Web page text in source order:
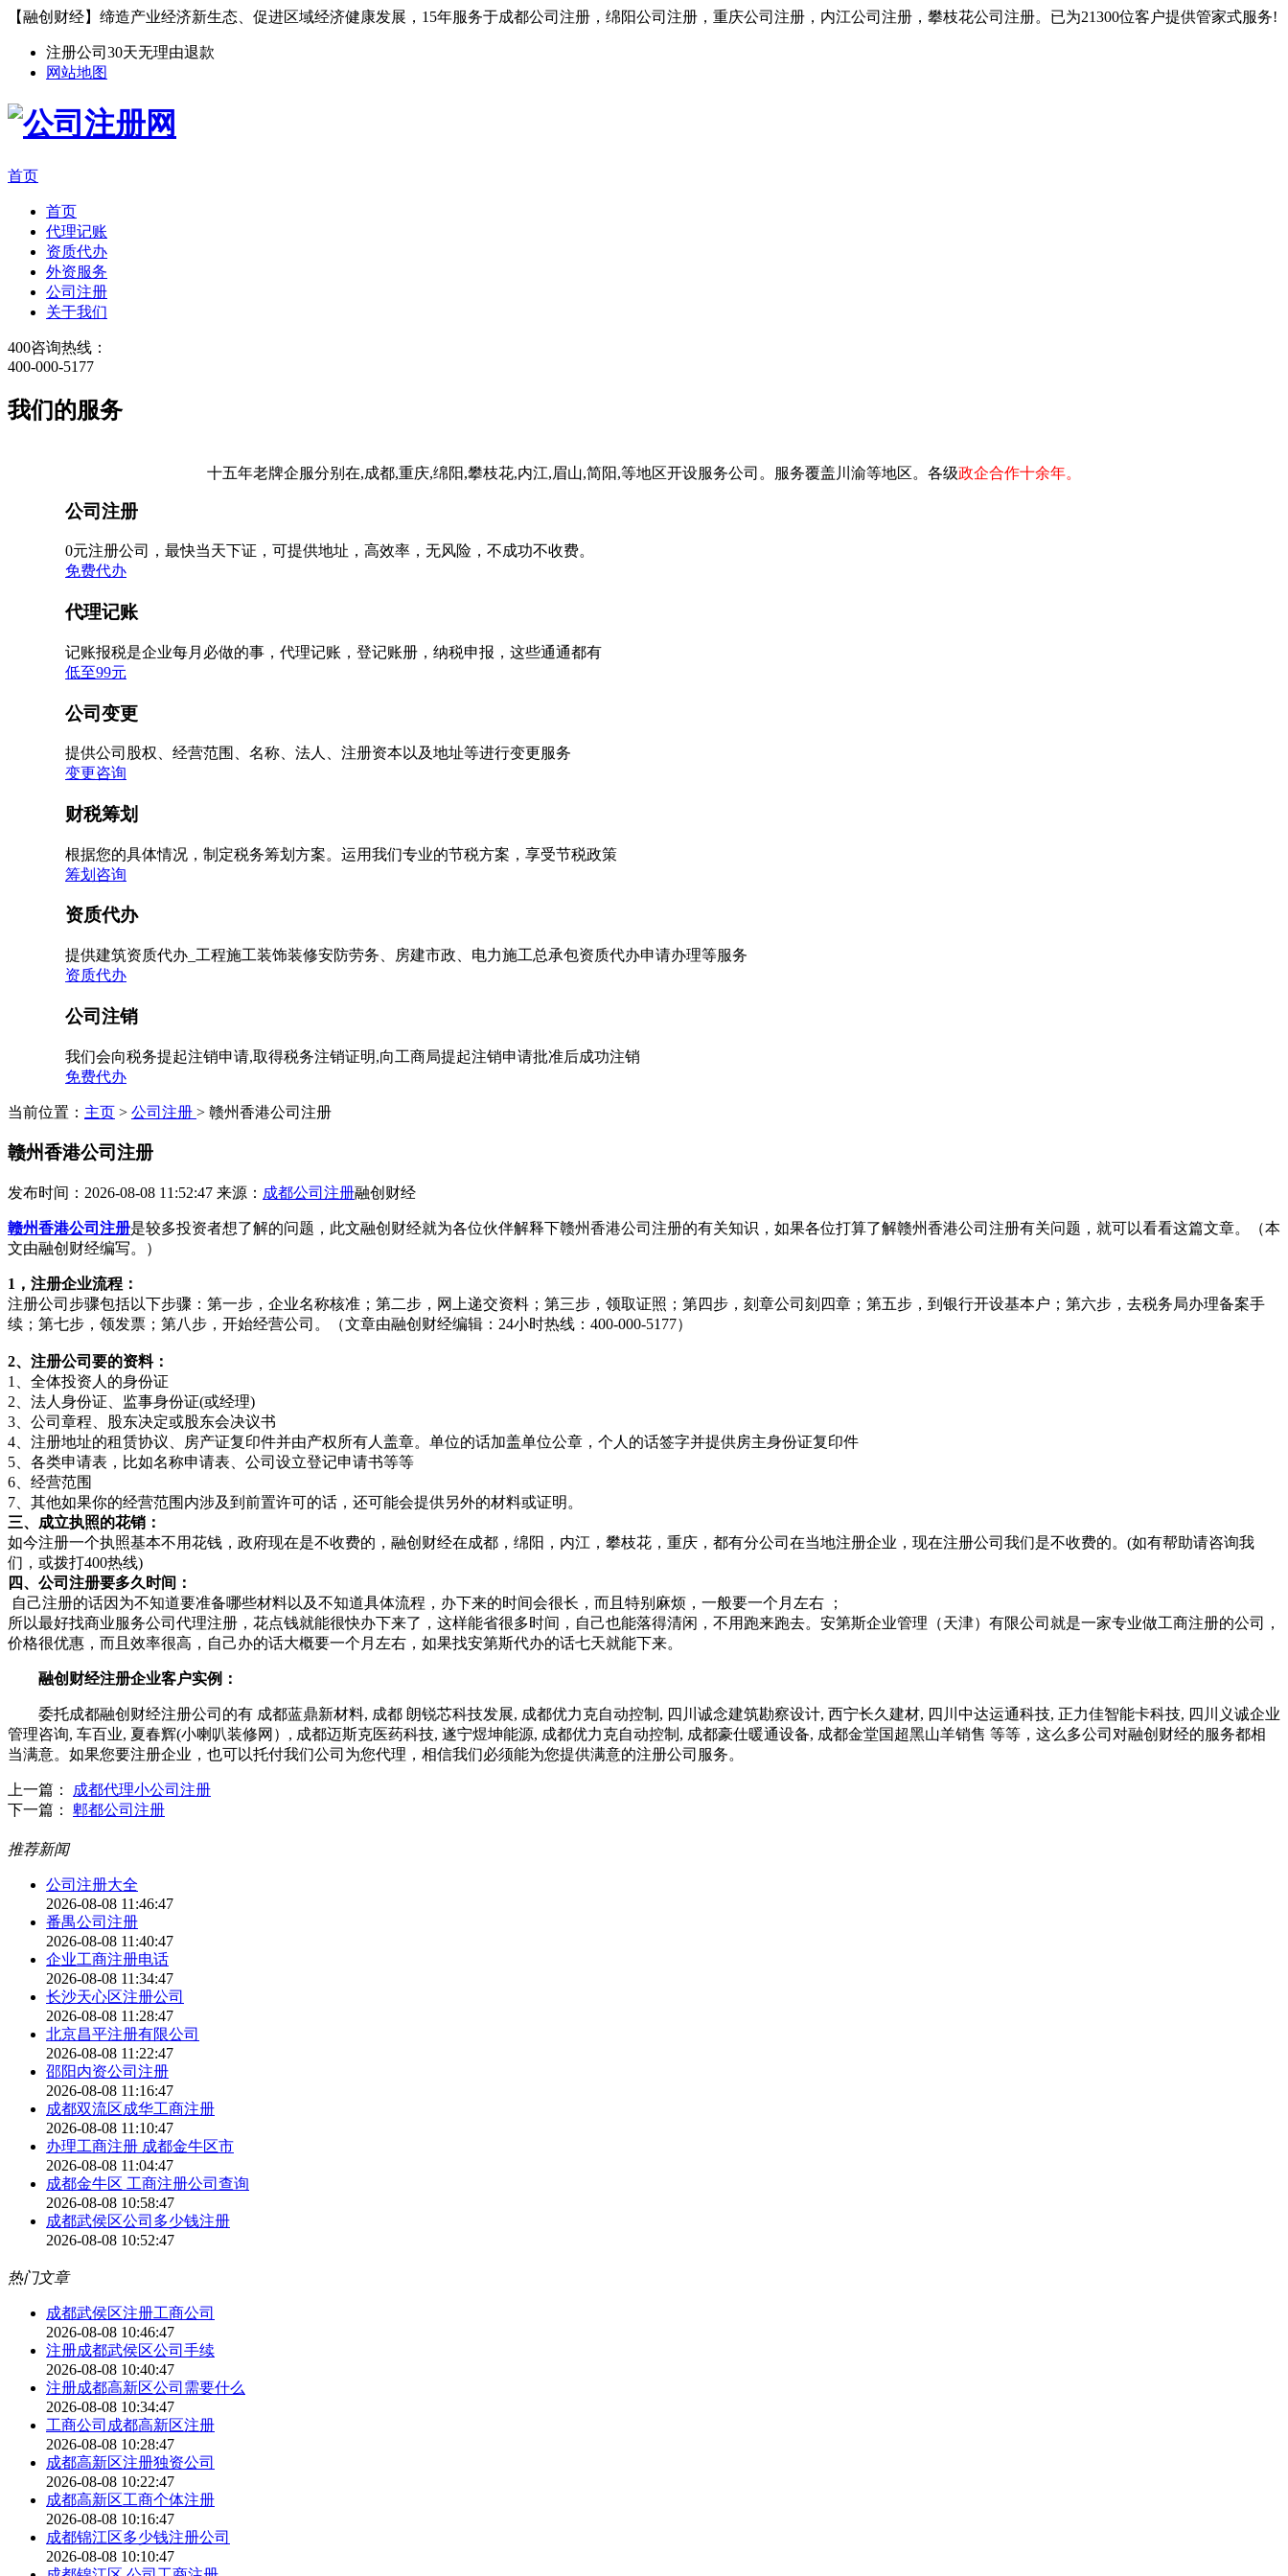
【融创财经】缔造产业经济新生态、促进区域经济健康发展，15年服务于成都公司注册，绵阳公司注册，重庆公司注册，内江公司注册，攀枝花公司注册。已为21300位客户提供管家式服务!
注册公司30天无理由退款
网站地图
首页
首页
代理记账
资质代办
外资服务
公司注册
关于我们
400咨询热线：
400-000-5177
我们的服务
十五年老牌企服分别在,成都,重庆,绵阳,攀枝花,内江,眉山,简阳,等地区开设服务公司。服务覆盖川渝等地区。各级政企合作十余年。
公司注册
0元注册公司，最快当天下证，可提供地址，高效率，无风险，不成功不收费。
免费代办
代理记账
记账报税是企业每月必做的事，代理记账，登记账册，纳税申报，这些通通都有
低至99元
公司变更
提供公司股权、经营范围、名称、法人、注册资本以及地址等进行变更服务
变更咨询
财税筹划
根据您的具体情况，制定税务筹划方案。运用我们专业的节税方案，享受节税政策
筹划咨询
资质代办
提供建筑资质代办_工程施工装饰装修安防劳务、房建市政、电力施工总承包资质代办申请办理等服务
资质代办
公司注销
我们会向税务提起注销申请,取得税务注销证明,向工商局提起注销申请批准后成功注销
免费代办
当前位置： 主页 > 公司注册 > 赣州香港公司注册
赣州香港公司注册
发布时间：2026-08-08 11:52:47 来源： 成都公司注册融创财经
赣州香港公司注册是较多投资者想了解的问题，此文融创财经就为各位伙伴解释下赣州香港公司注册的有关知识，如果各位打算了解赣州香港公司注册有关问题，就可以看看这篇文章。（本
文由融创财经编写。）
1，注册企业流程：
注册公司步骤包括以下步骤：第一步，企业名称核准；第二步，网上递交资料；第三步，领取证照；第四步，刻章公司刻四章；第五步，到银行开设基本户；第六步，去税务局办理备案手
续；第七步，领发票；第八步，开始经营公司。（文章由融创财经编辑：24小时热线：400-000-5177）
2、注册公司要的资料：
1、全体投资人的身份证
2、法人身份证、监事身份证(或经理)
3、公司章程、股东决定或股东会决议书
4、注册地址的租赁协议、房产证复印件并由产权所有人盖章。单位的话加盖单位公章，个人的话签字并提供房主身份证复印件
5、各类申请表，比如名称申请表、公司设立登记申请书等等
6、经营范围
7、其他如果你的经营范围内涉及到前置许可的话，还可能会提供另外的材料或证明。
三、成立执照的花销：
如今注册一个执照基本不用花钱，政府现在是不收费的，融创财经在成都，绵阳，内江，攀枝花，重庆，都有分公司在当地注册企业，现在注册公司我们是不收费的。(如有帮助请咨询我
们，或拨打400热线)
四、公司注册要多久时间：
自己注册的话因为不知道要准备哪些材料以及不知道具体流程，办下来的时间会很长，而且特别麻烦，一般要一个月左右 ；
所以最好找商业服务公司代理注册，花点钱就能很快办下来了，这样能省很多时间，自己也能落得清闲，不用跑来跑去。安第斯企业管理（天津）有限公司就是一家专业做工商注册的公司，
价格很优惠，而且效率很高，自己办的话大概要一个月左右，如果找安第斯代办的话七天就能下来。
融创财经注册企业客户实例：
委托成都融创财经注册公司的有 成都蓝鼎新材料, 成都 朗锐芯科技发展, 成都优力克自动控制, 四川诚念建筑勘察设计, 西宁长久建材, 四川中达运通科技, 正力佳智能卡科技, 四川义诚企业
管理咨询, 车百业, 夏春辉(小喇叭装修网）, 成都迈斯克医药科技, 遂宁煜坤能源, 成都优力克自动控制, 成都豪仕暖通设备, 成都金堂国超黑山羊销售 等等，这么多公司对融创财经的服务都相
当满意。如果您要注册企业，也可以托付我们公司为您代理，相信我们必须能为您提供满意的注册公司服务。
上一篇：
成都代理小公司注册
下一篇： 郫都公司注册
推荐新闻
公司注册大全
2026-08-08 11:46:47
番禺公司注册
2026-08-08 11:40:47
企业工商注册电话
2026-08-08 11:34:47
长沙天心区注册公司
2026-08-08 11:28:47
北京昌平注册有限公司
2026-08-08 11:22:47
邵阳内资公司注册
2026-08-08 11:16:47
成都双流区成华工商注册
2026-08-08 11:10:47
办理工商注册 成都金牛区市
2026-08-08 11:04:47
成都金牛区 工商注册公司查询
2026-08-08 10:58:47
成都武侯区公司多少钱注册
2026-08-08 10:52:47
热门文章
成都武侯区注册工商公司
2026-08-08 10:46:47
注册成都武侯区公司手续
2026-08-08 10:40:47
注册成都高新区公司需要什么
2026-08-08 10:34:47
工商公司成都高新区注册
2026-08-08 10:28:47
成都高新区注册独资公司
2026-08-08 10:22:47
成都高新区工商个体注册
2026-08-08 10:16:47
成都锦江区多少钱注册公司
2026-08-08 10:10:47